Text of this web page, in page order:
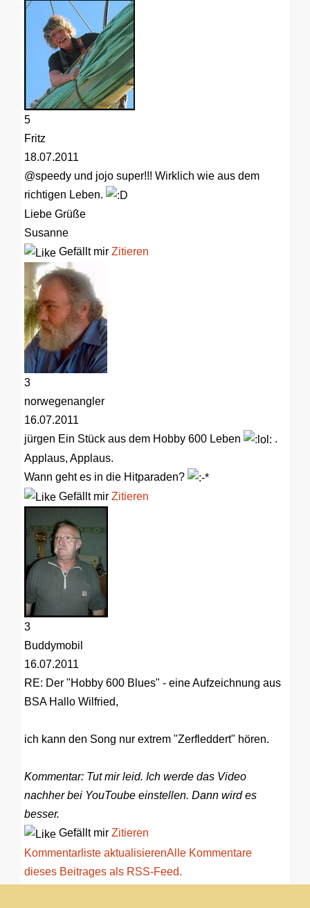
5
Fritz
18.07.2011
@speedy und jojo super!!! Wirklich wie aus dem
richtigen Leben.
Liebe Grüße
Susanne
Gefällt mir Zitieren
3
norwegenangler
16.07.2011
jürgen Ein Stück aus dem Hobby 600 Leben
.
Applaus, Applaus.
Wann geht es in die Hitparaden?
Gefällt mir Zitieren
3
Buddymobil
16.07.2011
RE: Der "Hobby 600 Blues" - eine Aufzeichnung aus
BSAHallo Wilfried,
ich kann den Song nur extrem "Zerfleddert" hören.
Kommentar: Tut mir leid. Ich werde das Video
nachher bei YouToube einstellen. Dann wird es
besser.
Gefällt mir Zitieren
Kommentarliste aktualisierenAlle Kommentare
dieses Beitrages als RSS-Feed.